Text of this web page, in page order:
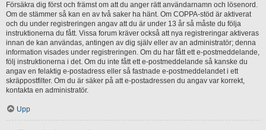
Försäkra dig först och främst om att du anger rätt användarnamn och lösenord.
Om de stämmer så kan en av två saker ha hänt. Om COPPA-stöd är aktiverat
och du under registreringen angav att du är under 13 år så måste du följa
instruktionerna du fått. Vissa forum kräver också att nya registreringar aktiveras
innan de kan användas, antingen av dig själv eller av an administratör; denna
information visades under registreringen. Om du har fått ett e-postmeddelande,
följ instruktionerna i det. Om du inte fått ett e-postmeddelande så kanske du
angav en felaktig e-postadress eller så fastnade e-postmeddelandet i ett
skräppostfilter. Om du är säker på att e-postadressen du angav var korrekt,
kontakta en administratör.
Upp